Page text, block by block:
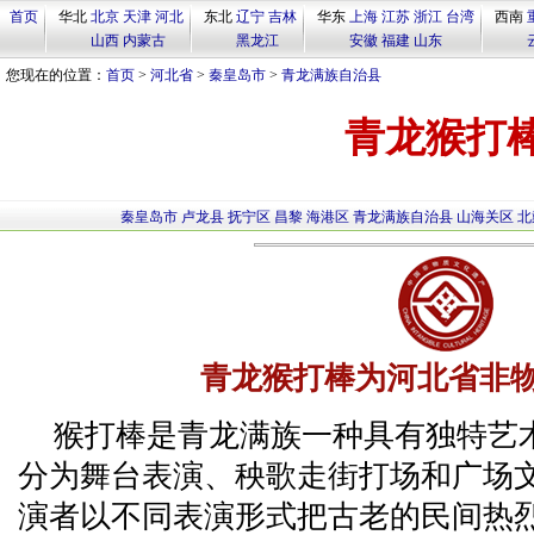
首页 华北 北京 天津 河北
山西 内蒙古
东北 辽宁 吉林
黑龙江
华东 上海 江苏 浙江 台湾
安徽 福建 山东
西南
您现在的位置： 首页 > 河北省 > 秦皇岛市 > 青龙满族自治县
青龙猴打
秦皇岛市 卢龙县 抚宁区 昌黎 海港区 青龙满族自治县 山海关区
青龙猴打棒为河北省非
猴打棒是青龙满族一种具有独特艺
分为舞台表演、秧歌走街打场和广场
演者以不同表演形式把古老的民间热